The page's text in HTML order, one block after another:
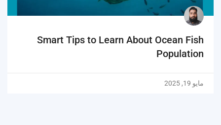
Smart Tips to Learn About Ocean Fish
Population
مايو 19, 2025